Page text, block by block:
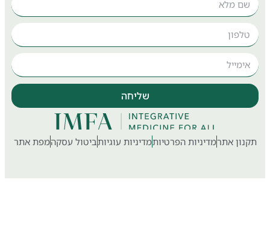
שליחה
אתרמדיניות הפרטיותמדיניות עוגיות ביטול עסקה מפת אתר